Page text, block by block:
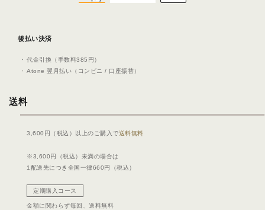
後払い決済
代⾦引換（⼿数料385円）
Atone 翌⽉払い（コンビニ / ⼝座振替）
送料
3,600円（税込）以上のご購入で送料無料
※3,600円（税込）未満の場合は
1配送先につき全国一律660円（税込）
定期購入コース
金額に関わらず毎回、 送料無料